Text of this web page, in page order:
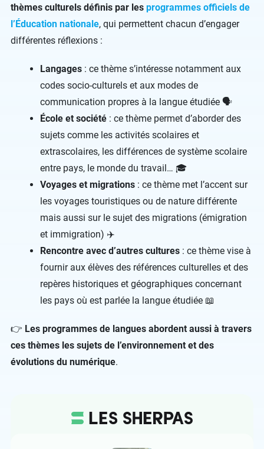
thèmes culturels définis par les programmes officiels de
l’Éducation nationale, qui permettent chacun d’engager
différentes réflexions :
Langages : ce thème s’intéresse notamment aux
codes socio-culturels et aux modes de
communication propres à la langue étudiée 🗣
École et société : ce thème permet d’aborder des
sujets comme les activités scolaires et
extrascolaires, les différences de système scolaire
entre pays, le monde du travail… 🎓
Voyages et migrations : ce thème met l’accent sur
les voyages touristiques ou de nature différente
mais aussi sur le sujet des migrations (émigration
et immigration) ✈️
Rencontre avec d’autres cultures : ce thème vise à
fournir aux élèves des références culturelles et des
repères historiques et géographiques concernant
les pays où est parlée la langue étudiée 📖
👉 Les programmes de langues abordent aussi à travers
ces thèmes les sujets de l’environnement et des
évolutions du numérique.